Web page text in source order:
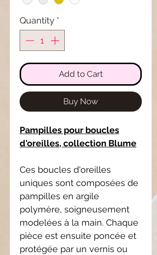
Quantity *
Add to Cart
Buy Now
Pampilles pour boucles
d'oreilles, collection Blume
Ces boucles d'oreilles
uniques sont composées de
pampilles en argile
polymère, soigneusement
modelées à la main. Chaque
pièce est ensuite poncée et
protégée par un vernis ou